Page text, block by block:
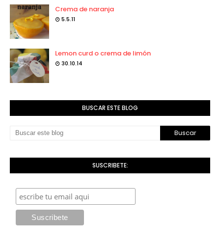
Crema de naranja
5.5.11
Lemon curd o crema de limón
30.10.14
BUSCAR ESTE BLOG
SUSCRIBETE: